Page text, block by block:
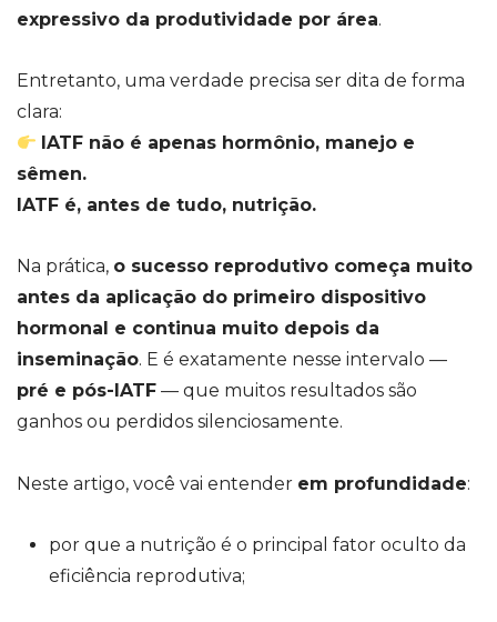
expressivo da produtividade por área.
Entretanto, uma verdade precisa ser dita de forma
clara:
IATF não é apenas hormônio, manejo e
sêmen.
IATF é, antes de tudo, nutrição.
Na prática, o sucesso reprodutivo começa muito
antes da aplicação do primeiro dispositivo
hormonal e continua muito depois da
inseminação. E é exatamente nesse intervalo —
pré e pós-IATF — que muitos resultados são
ganhos ou perdidos silenciosamente.
Neste artigo, você vai entender em profundidade:
por que a nutrição é o principal fator oculto da
eficiência reprodutiva;